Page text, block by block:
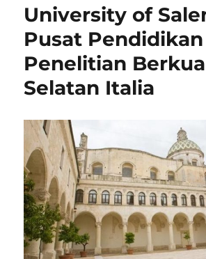
University of
Pusat
Penelitian
Selatan Italia